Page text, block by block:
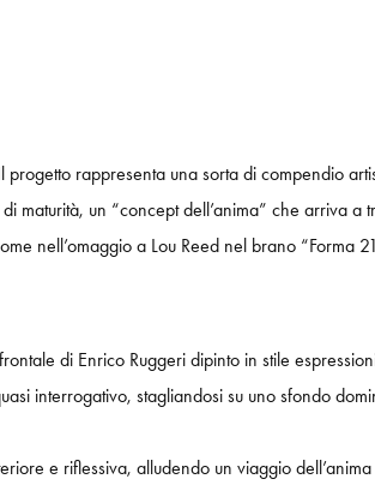
rappresenta una sorta di compendio
maturità, un “concept dell’anima” che arriva
nell’omaggio a Lou Reed nel brano “Forma
di Enrico Ruggeri dipinto in stile
interrogativo, stagliandosi su uno sfondo
e riflessiva, alludendo un viaggio